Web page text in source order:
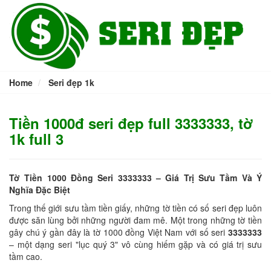
Home Seri đẹp 1k
Tiền 1000đ seri đẹp full 3333333, tờ
1k full 3
Tờ Tiền 1000 Đồng Seri 3333333 – Giá Trị Sưu Tầm Và Ý
Nghĩa Đặc Biệt
Trong thế giới sưu tầm tiền giấy, những tờ tiền có số seri đẹp luôn
được săn lùng bởi những người đam mê. Một trong những tờ tiền
gây chú ý gần đây là tờ 1000 đồng Việt Nam với số seri 3333333
– một dạng seri "lục quý 3" vô cùng hiếm gặp và có giá trị sưu
tầm cao.